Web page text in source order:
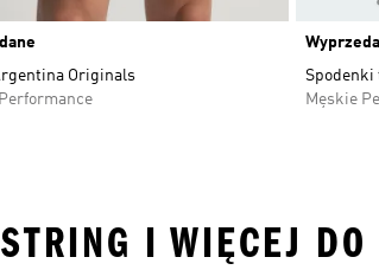
Originals
Spodenki
Męskie
I WIĘCEJ